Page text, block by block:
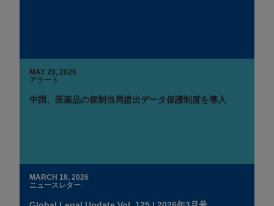
MAY 29, 2026
アラート
中国、医薬品の規制当局提出データ保護制度を導入
MARCH 18, 2026
ニュースレター